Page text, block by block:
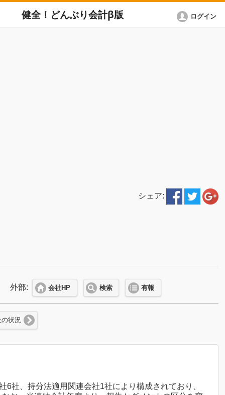
健全！どんぶり会計β版 ログイン
シェア:
外部: 会社HP 検索 有報
の状況
社、持分法適用関連会社1社により構成されており、